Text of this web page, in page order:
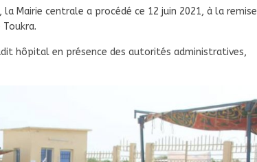
la Mairie centrale a procédé ce 12 juin 2021, à la remise
hôpital en présence des autorités administratives,